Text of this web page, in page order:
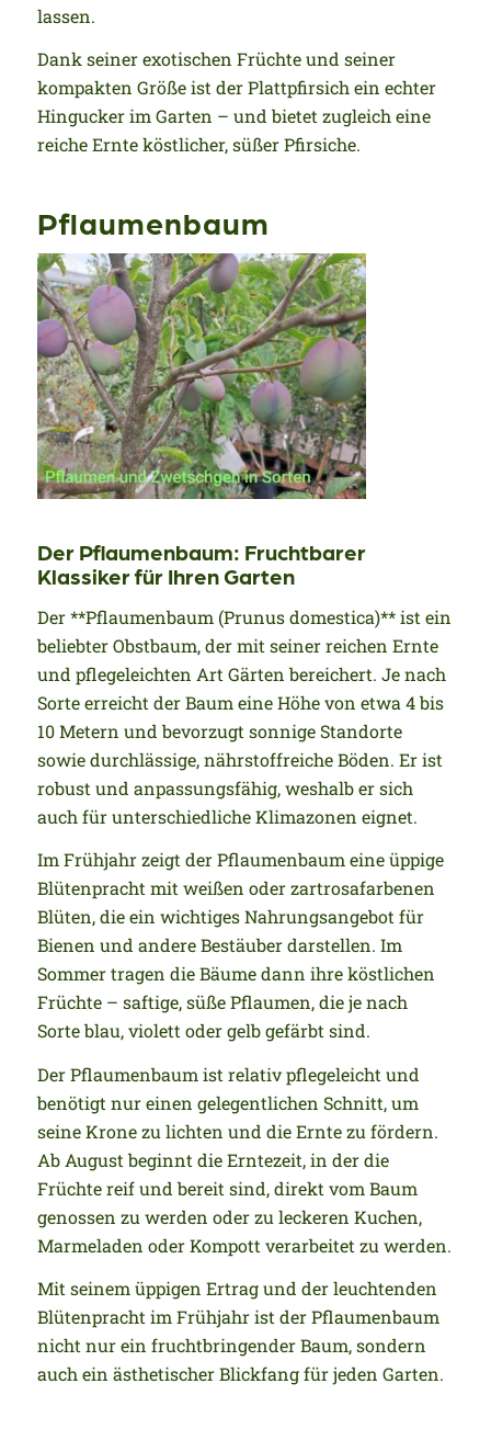
lassen.
Dank seiner exotischen Früchte und seiner
kompakten Größe ist der Plattpfirsich ein echter
Hingucker im Garten – und bietet zugleich eine
reiche Ernte köstlicher, süßer Pfirsiche.
Pflaumenbaum
Der Pflaumenbaum: Fruchtbarer
Klassiker für Ihren Garten
Der **Pflaumenbaum (Prunus domestica)** ist ein
beliebter Obstbaum, der mit seiner reichen Ernte
und pflegeleichten Art Gärten bereichert. Je nach
Sorte erreicht der Baum eine Höhe von etwa 4 bis
10 Metern und bevorzugt sonnige Standorte
sowie durchlässige, nährstoffreiche Böden. Er ist
robust und anpassungsfähig, weshalb er sich
auch für unterschiedliche Klimazonen eignet.
Im Frühjahr zeigt der Pflaumenbaum eine üppige
Blütenpracht mit weißen oder zartrosafarbenen
Blüten, die ein wichtiges Nahrungsangebot für
Bienen und andere Bestäuber darstellen. Im
Sommer tragen die Bäume dann ihre köstlichen
Früchte – saftige, süße Pflaumen, die je nach
Sorte blau, violett oder gelb gefärbt sind.
Der Pflaumenbaum ist relativ pflegeleicht und
benötigt nur einen gelegentlichen Schnitt, um
seine Krone zu lichten und die Ernte zu fördern.
Ab August beginnt die Erntezeit, in der die
Früchte reif und bereit sind, direkt vom Baum
genossen zu werden oder zu leckeren Kuchen,
Marmeladen oder Kompott verarbeitet zu werden.
Mit seinem üppigen Ertrag und der leuchtenden
Blütenpracht im Frühjahr ist der Pflaumenbaum
nicht nur ein fruchtbringender Baum, sondern
auch ein ästhetischer Blickfang für jeden Garten.